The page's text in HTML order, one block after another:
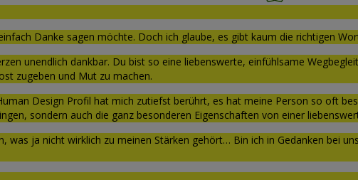
Danke sagen möchte. Doch ich glaube, es gibt kaum die richtigen
unendlich dankbar. Du bist so eine liebenswerte, einfühlsame
zugeben und Mut zu machen.
Design Profil hat mich zutiefst berührt, es hat meine Person so oft
sondern auch die ganz besonderen Eigenschaften von einer
was ja nicht wirklich zu meinen Stärken gehört… Bin ich in Gedanken bei